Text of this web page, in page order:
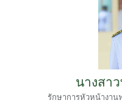
นางสา
รักษาการหัวหน้างาน